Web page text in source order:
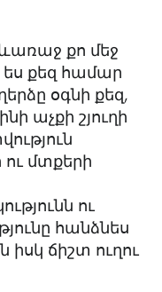
քո մեջ
քեզ համար
օգնի քեզ,
աչքի շյուղի
մտքերի
ու
հանձնես
ճիշտ ուղու